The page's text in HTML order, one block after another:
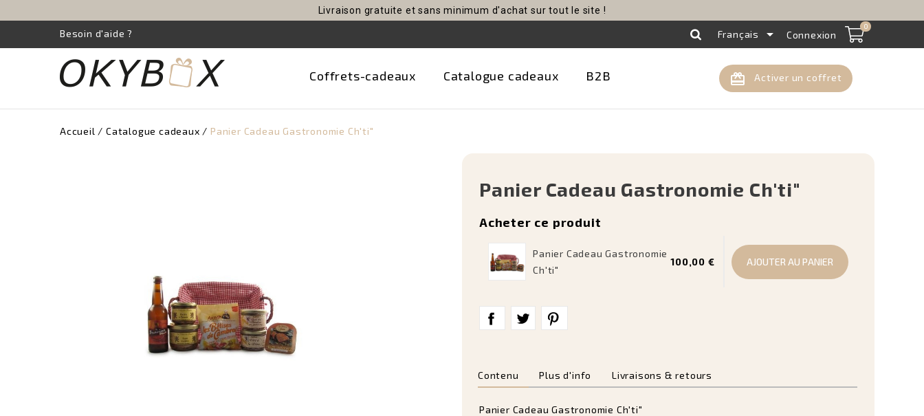
Livraison gratuite et sans minimum d'achat sur tout le site !
Besoin d'aide ? Français  Connexion
0
Coffrets-cadeaux Catalogue cadeaux B2B card_giftcard Activer un coffret
Accueil Catalogue cadeaux Panier Cadeau Gastronomie Ch'ti"
Panier Cadeau Gastronomie Ch'ti"
Acheter ce produit
Panier Cadeau Gastronomie
Ch'ti"
100,00 € AJOUTER AU PANIER
Contenu Plus d'info Livraisons & retours
Panier Cadeau Gastronomie Ch'ti"